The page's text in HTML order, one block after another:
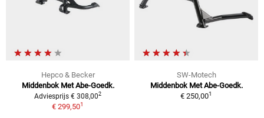
Hepco & Becker
Middenbok Met Abe-Goedk.
Adviesprijs € 308,002
€ 299,501
SW-Motech
Middenbok Met Abe-Goedk.
€ 250,001